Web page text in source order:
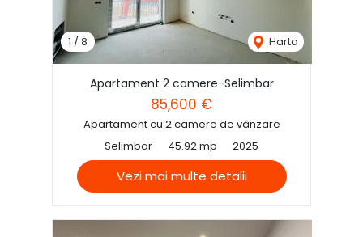
1 /8 Harta
Apartament 2 camere-Selimbar
85,600 €
Apartament cu 2 camere de vânzare
Selimbar
45.92 mp 2025
Vezi mai multe detalii